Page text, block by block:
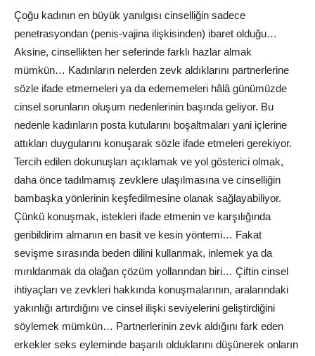
Çoğu kadının en büyük yanılgısı cinselliğin sadece
penetrasyondan (penis-vajina ilişkisinden) ibaret olduğu…
Aksine, cinsellikten her seferinde farklı hazlar almak
mümkün… Kadınların nelerden zevk aldıklarını partnerlerine
sözle ifade etmemeleri ya da edememeleri hâlâ günümüzde
cinsel sorunların oluşum nedenlerinin başında geliyor. Bu
nedenle kadınların posta kutularını boşaltmaları yani içlerine
attıkları duygularını konuşarak sözle ifade etmeleri gerekiyor.
Tercih edilen dokunuşları açıklamak ve yol gösterici olmak,
daha önce tadılmamış zevklere ulaşılmasına ve cinselliğin
bambaşka yönlerinin keşfedilmesine olanak sağlayabiliyor.
Çünkü konuşmak, istekleri ifade etmenin ve karşılığında
geribildirim almanın en basit ve kesin yöntemi… Fakat
sevişme sırasında beden dilini kullanmak, inlemek ya da
mırıldanmak da olağan çözüm yollarından biri… Çiftin cinsel
ihtiyaçları ve zevkleri hakkında konuşmalarının, aralarındaki
yakınlığı artırdığını ve cinsel ilişki seviyelerini geliştirdiğini
söylemek mümkün… Partnerlerinin zevk aldığını fark eden
erkekler seks eyleminde başarılı olduklarını düşünerek onların